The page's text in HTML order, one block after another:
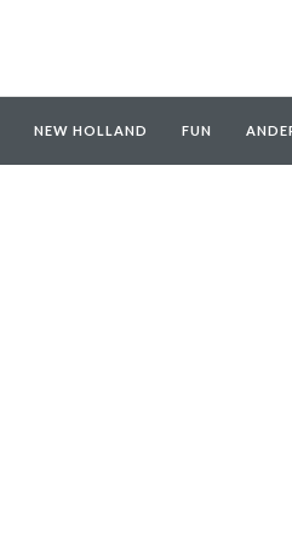
NEW HOLLAND FUN